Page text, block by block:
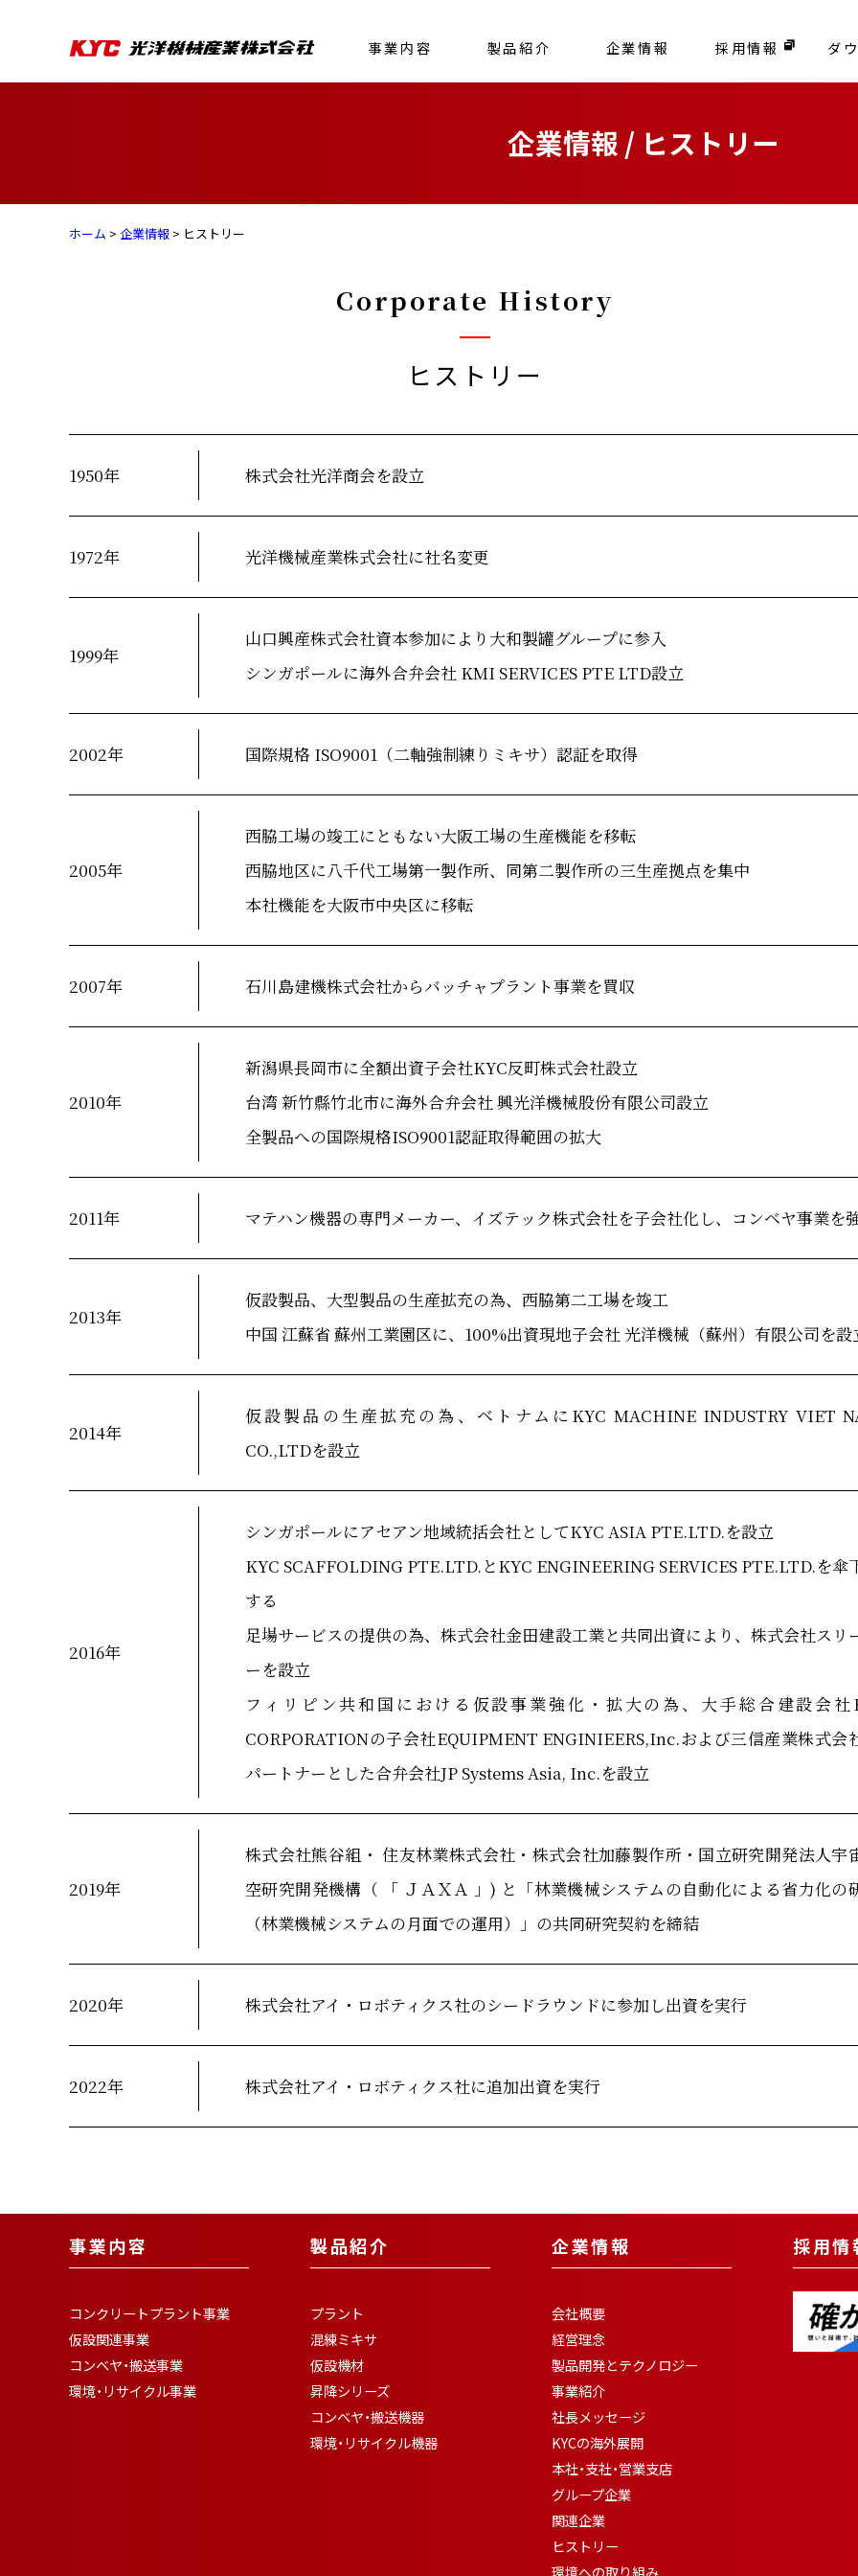
事業内容 製品紹介 企業情報 採用情報 ダ
企業情報 / ヒストリー
ホーム > 企業情報 > ヒストリー
Corporate History
ヒストリー
1950年 株式会社光洋商会を設立
1972年 光洋機械産業株式会社に社名変更
1999年
山口興産株式会社資本参加により大和製罐グループに参入
シンガポールに海外合弁会社 KMI SERVICES PTE LTD設立
2002年 国際規格 ISO9001（二軸強制練りミキサ）認証を取得
2005年
西脇工場の竣工にともない大阪工場の生産機能を移転
西脇地区に八千代工場第一製作所、同第二製作所の三生産拠点を集中
本社機能を大阪市中央区に移転
2007年 石川島建機株式会社からバッチャプラント事業を買収
2010年
新潟県長岡市に全額出資子会社KYC反町株式会社設立
台湾 新竹縣竹北市に海外合弁会社 興光洋機械股份有限公司設立
全製品への国際規格ISO9001認証取得範囲の拡大
2011年 マテハン機器の専門メーカー、イズテック株式会社を子会社化し、コンベヤ事業を
2013年
仮設製品、大型製品の生産拡充の為、西脇第二工場を竣工
中国 江蘇省 蘇州工業園区に、100%出資現地子会社 光洋機械（蘇州）有限公司を設
2014年
仮設製品の生産拡充の為、ベトナムにKYC MACHINE INDUSTRY VIET
CO.,LTDを設立
2016年
シンガポールにアセアン地域統括会社としてKYC ASIA PTE.LTD.を設立
KYC SCAFFOLDING PTE.LTD.とKYC ENGINEERING SERVICES PTE.LTD.を傘
する
足場サービスの提供の為、株式会社金田建設工業と共同出資により、株式会社スリ
ーを設立
フィリピン共和国における仮設事業強化・拡大の為、大手総合建設会社
CORPORATIONの子会社EQUIPMENT ENGINIEERS,Inc.および三信産業株式会
パートナーとした合弁会社JP Systems Asia, Inc.を設立
2019年
株式会社熊谷組・ 住友林業株式会社・株式会社加藤製作所・国立研究開発法人宇
空研究開発機構（ 「 ＪＡＸＡ 」) と「林業機械システムの自動化による省力化の
（林業機械システムの月面での運用）」の共同研究契約を締結
2020年 株式会社アイ・ロボティクス社のシードラウンドに参加し出資を実行
2022年 株式会社アイ・ロボティクス社に追加出資を実行
事業内容
コンクリートプラント事業
仮設関連事業
コンベヤ・搬送事業
環境・リサイクル事業
製品紹介
プラント
混練ミキサ
仮設機材
昇降シリーズ
コンベヤ・搬送機器
環境・リサイクル機器
企業情報
会社概要
経営理念
製品開発とテクノロジー
事業紹介
社長メッセージ
KYCの海外展開
本社・支社・営業支店
グループ企業
関連企業
ヒストリー
採用情